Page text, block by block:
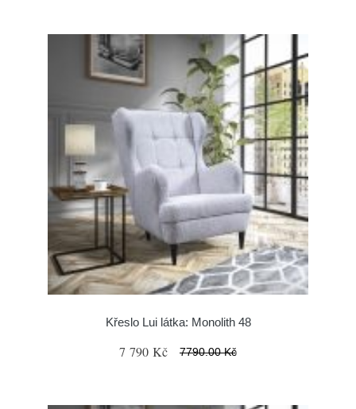
Křeslo Lui látka: Monolith 48
7 790 Kč 7790.00 Kč